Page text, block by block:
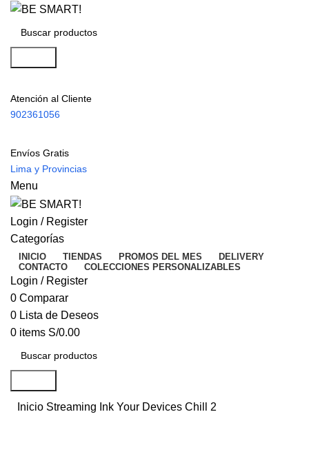
Atención al Cliente
902361056
Envíos Gratis
Lima y Provincias
Menu
Login / Register
Categorías
INICIO TIENDAS PROMOS DEL MES
DELIVERY
CONTACTO
COLECCIONES PERSONALIZABLES
Login / Register
0 Comparar
0 Lista de Deseos
0 items S/0.00
Inicio Streaming Ink Your Devices Chill 2